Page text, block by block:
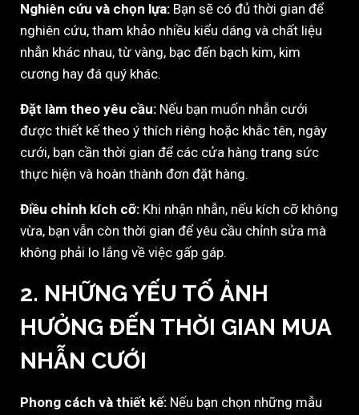
Nghiên cứu và chọn lựa: Bạn sẽ có đủ thời gian để
nghiên cứu, tham khảo nhiều kiểu dáng và chất liệu
nhẫn khác nhau, từ vàng, bạc đến bạch kim, kim
cương hay đá quý khác.
Đặt làm theo yêu cầu: Nếu bạn muốn nhẫn cưới
được thiết kế theo ý thích riêng hoặc khắc tên, ngày
cưới, bạn cần thời gian để các cửa hàng trang sức
thực hiện và hoàn thành đơn đặt hàng.
Điều chỉnh kích cỡ: Khi nhận nhẫn, nếu kích cỡ không
vừa, bạn vẫn còn thời gian để yêu cầu chỉnh sửa mà
không phải lo lắng về việc gấp gáp.
2. NHỮNG YẾU TỐ ẢNH
HƯỞNG ĐẾN THỜI GIAN MUA
NHẪN CƯỚI
Phong cách và thiết kế: Nếu bạn chọn những mẫu